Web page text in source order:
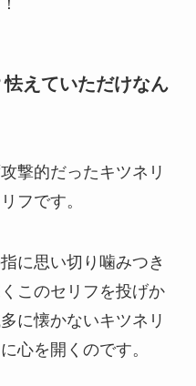
怯えていただけなん
撃的だったキツネリ
フです。
に思い切り噛みつき
このセリフを投げか
に懐かないキツネリ
心を開くのです。